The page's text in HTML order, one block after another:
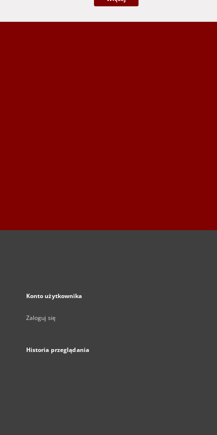
Konto użytkownika
Zaloguj się
Historia przeglądania